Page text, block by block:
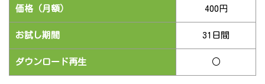
価格（月額） 400円
お試し期間 31日間
ダウンロード再生 ○